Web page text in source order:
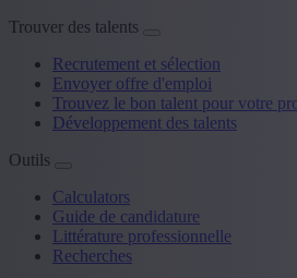
Trouver des talents
Recrutement et sélection
Envoyer offre d'emploi
Trouvez le bon talent pour votre
Développement des talents
Outils
Calculators
Guide de candidature
Littérature professionnelle
Recherches